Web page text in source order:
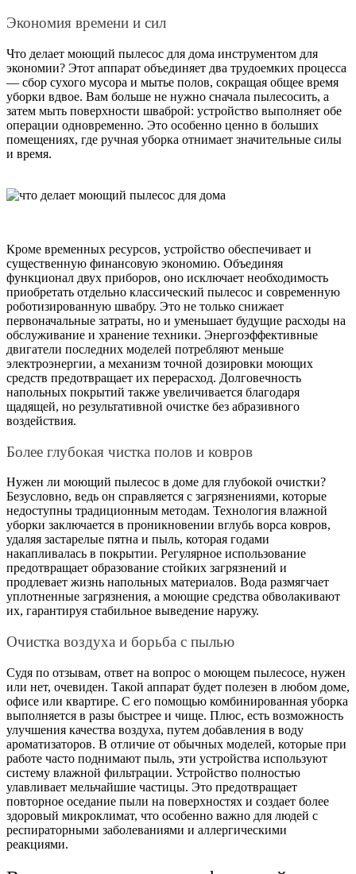
Экономия времени и сил
Что делает моющий пылесос для дома инструментом для
экономии? Этот аппарат объединяет два трудоемких процесса
— сбор сухого мусора и мытье полов, сокращая общее время
уборки вдвое. Вам больше не нужно сначала пылесосить, а
затем мыть поверхности шваброй: устройство выполняет обе
операции одновременно. Это особенно ценно в больших
помещениях, где ручная уборка отнимает значительные силы
и время.
Кроме временных ресурсов, устройство обеспечивает и
существенную финансовую экономию. Объединяя
функционал двух приборов, оно исключает необходимость
приобретать отдельно классический пылесос и современную
роботизированную швабру. Это не только снижает
первоначальные затраты, но и уменьшает будущие расходы на
обслуживание и хранение техники. Энергоэффективные
двигатели последних моделей потребляют меньше
электроэнергии, а механизм точной дозировки моющих
средств предотвращает их перерасход. Долговечность
напольных покрытий также увеличивается благодаря
щадящей, но результативной очистке без абразивного
воздействия.
Более глубокая чистка полов и ковров
Нужен ли моющий пылесос в доме для глубокой очистки?
Безусловно, ведь он справляется с загрязнениями, которые
недоступны традиционным методам. Технология влажной
уборки заключается в проникновении вглубь ворса ковров,
удаляя застарелые пятна и пыль, которая годами
накапливалась в покрытии. Регулярное использование
предотвращает образование стойких загрязнений и
продлевает жизнь напольных материалов. Вода размягчает
уплотненные загрязнения, а моющие средства обволакивают
их, гарантируя стабильное выведение наружу.
Очистка воздуха и борьба с пылью
Судя по отзывам, ответ на вопрос о моющем пылесосе, нужен
или нет, очевиден. Такой аппарат будет полезен в любом доме,
офисе или квартире. С его помощью комбинированная уборка
выполняется в разы быстрее и чище. Плюс, есть возможность
улучшения качества воздуха, путем добавления в воду
ароматизаторов. В отличие от обычных моделей, которые при
работе часто поднимают пыль, эти устройства используют
систему влажной фильтрации. Устройство полностью
улавливает мельчайшие частицы. Это предотвращает
повторное оседание пыли на поверхностях и создает более
здоровый микроклимат, что особенно важно для людей с
респираторными заболеваниями и аллергическими
реакциями.